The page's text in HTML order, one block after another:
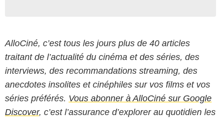
AlloCiné, c’est tous les jours plus de 40 articles
traitant de l’actualité du cinéma et des séries, des
interviews, des recommandations streaming, des
anecdotes insolites et cinéphiles sur vos films et vos
séries préférés. Vous abonner à AlloCiné sur Google
Discover, c’est l’assurance d’explorer au quotidien les